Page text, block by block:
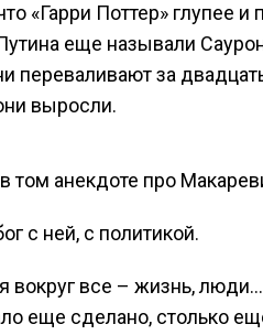
«Гарри Поттер» глупее
еще называли
переваливают за
выросли.
том анекдоте про
с ней, с политикой.
вокруг все – жизнь,
еще сделано, столько